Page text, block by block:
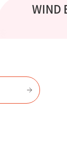
この
WIND